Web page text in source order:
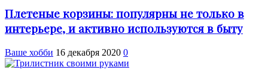
Плетеные корзины: популярны не только в
интерьере, и активно используются в быту
Ваше хобби 16 декабря 2020 0